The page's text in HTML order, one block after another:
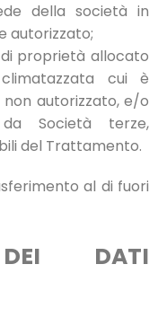
della società in
autorizzato;
proprietà allocato
cui è
autorizzato, e/o
Società terze,
del Trattamento.
al di fuori
DEI DATI